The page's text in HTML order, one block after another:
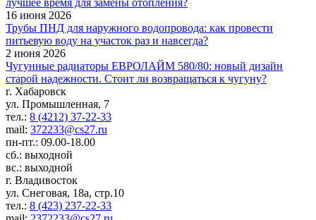
16 июня 2026
Трубы ПНД для наружного водопровода: как провести
питьевую воду на участок раз и навсегда?
2 июня 2026
Чугунные радиаторы ЕВРОЛАЙМ 580/80: новый дизайн
старой надежности. Стоит ли возвращаться к чугуну?
г. Хабаровск
ул. Промышленная, 7
тел.: 8 (4212) 37-22-33
mail: 372233@cs27.ru
пн-пт.: 09.00-18.00
сб.: выходной
вс.: выходной
г. Владивосток
ул. Снеговая, 18а, стр.10
тел.: 8 (423) 237-22-33